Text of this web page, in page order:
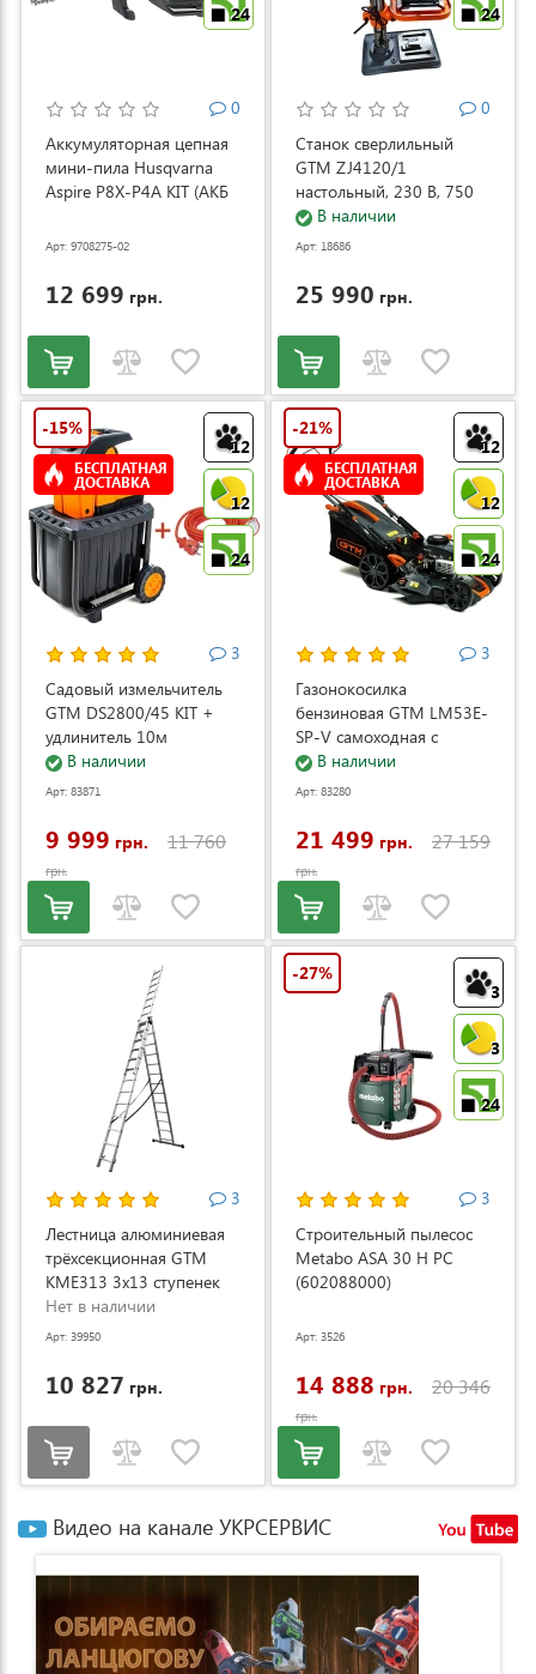
24
0
Аккумуляторная цепная
мини-пила Husqvarna
Aspire P8X-P4A KIT (АКБ
Арт: 9708275-02
12 699 грн.
24
0
Станок сверлильный
GTM ZJ4120/1
настольный, 230 В, 750
Вт (ZJ4120/1)
В наличии
Арт: 18686
25 990 грн.
12
12
24
-15%
БЕСПЛАТНАЯ
ДОСТАВКА
3
Садовый измельчитель
GTM DS2800/45 KIT +
удлинитель 10м
(DS2800/45_KIT+ext.cord)
В наличии
Арт: 83871
9 999 грн. 11 760
грн.
12
12
24
-21%
БЕСПЛАТНАЯ
ДОСТАВКА
3
Газонокосилка
бензиновая GTM LM53E-
SP-V самоходная с
электростартером и
регулировкой скорости
В наличии
Арт: 83280
21 499 грн. 27 159
грн.
3
Лестница алюминиевая
трёхсекционная GTM
KME313 3x13 ступенек
3.53-8.93м (KME313)
Нет в наличии
Арт: 39950
10 827 грн.
3
3
24
-27%
3
Строительный пылесос
Metabo ASA 30 H PC
(602088000)
Арт: 3526
14 888 грн. 20 346
грн.
Видео на канале УКРСЕРВИС